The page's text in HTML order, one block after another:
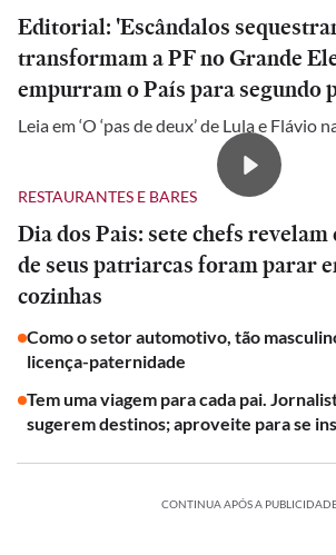
Editorial: 'Escândalos
transformam a PF no Grande
empurram o País para segundo
Leia em ‘O ‘pas de deux’ de Lula e Flávio
RESTAURANTES E BARES
Dia dos Pais: sete chefs revelam
de seus patriarcas foram parar
cozinhas
Como o setor automotivo, tão
licença-paternidade
Tem uma viagem para cada pai.
sugerem destinos; aproveite para se
CONTINUA APÓS A